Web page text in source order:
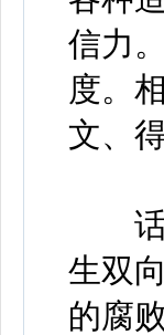
信力
度。
文、
话
生双
的腐